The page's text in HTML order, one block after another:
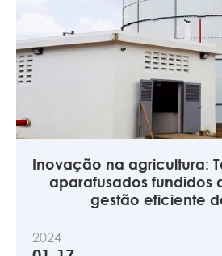
Inovação na agricultura:
aparafusados fundidos
gestão eficiente
2024